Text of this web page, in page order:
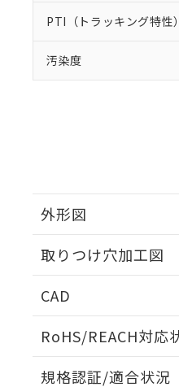
PTI（トラッキング特性）
汚染度
外形図
取りつけ穴加工図
CAD
RoHS/REACH対応
規格認証/適合状況